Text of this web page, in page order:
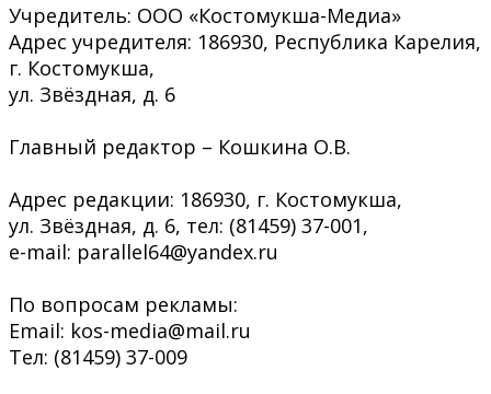
Учредитель: ООО «Костомукша-Медиа»
Адрес учредителя: 186930, Республика Карелия,
г. Костомукша,
ул. Звёздная, д. 6
Главный редактор – Кошкина О.В.
Адрес редакции: 186930, г. Костомукша,
ул. Звёздная, д. 6, тел: (81459) 37-001,
e-mail: parallel64@yandex.ru
По вопросам рекламы:
Email: kos-media@mail.ru
Тел: (81459) 37-009